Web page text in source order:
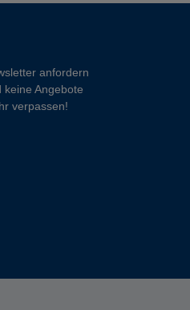
anfordern
keine Angebote
verpassen!